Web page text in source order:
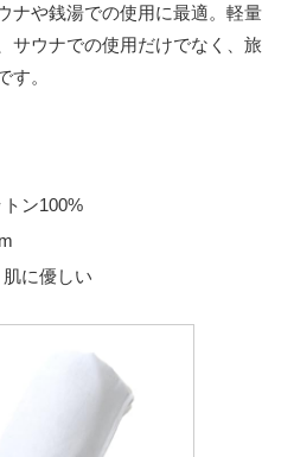
ナや銭湯での使用に最適。軽量
サウナでの使用だけでなく、旅
す。
ン100%
に優しい